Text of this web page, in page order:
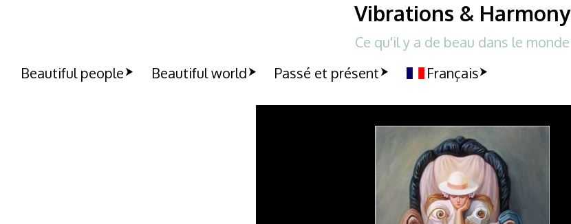
Vibrations & Harmony
Ce qu'il y a de beau dans le monde
Beautiful people
Beautiful world Passé et présent Français